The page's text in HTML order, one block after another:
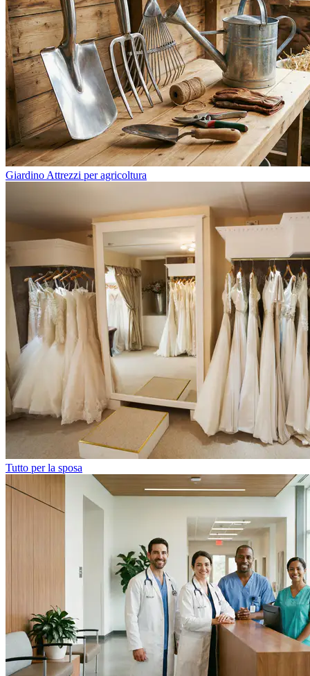
Giardino Attrezzi per agricoltura
Tutto per la sposa